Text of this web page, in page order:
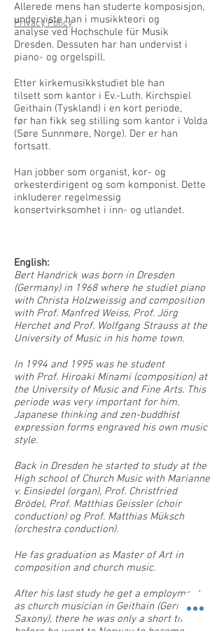
Privacy Policy
Allerede mens han studerte komposisjon,
underviste han i musikkteori og
analyse ved Hochschule für Musik
Dresden. Dessuten har han undervist i
piano- og orgelspill.
Etter kirkemusikkstudiet ble han
tilsett som kantor i Ev.-Luth. Kirchspiel
Geithain (Tyskland) i en kort periode,
før han fikk seg stilling som kantor i Volda
(Søre Sunnmøre, Norge). Der er han
fortsatt.
Han jobber som organist, kor- og
orkesterdirigent og som komponist. Dette
inkluderer regelmessig
konsertvirksomhet i inn- og utlandet.
English:
Bert Handrick was born in Dresden
(Germany) in 1968 where he studiet piano
with Christa Holzweissig and composition
with Prof. Manfred Weiss, Prof. Jörg
Herchet and Prof. Wolfgang Strauss at the
University of Music in his home town.
In 1994 and 1995 was he student
with Prof. Hiroaki Minami (composition) at
the University of Music and Fine Arts. This
periode was very important for him.
Japanese thinking and zen-buddhist
expression forms engraved his own music
style.
Back in Dresden he started to study at the
High school of Church Music with Marianne
v. Einsiedel (organ), Prof. Christfried
Brödel, Prof. Matthias Geissler (choir
conduction) og Prof. Matthias Müksch
(orchestra conduction).
He fas graduation as Master of Art in
composition and church music.
After his last study he get a employment
as church musician in Geithain (Germany,
Saxony), there he was only a short time